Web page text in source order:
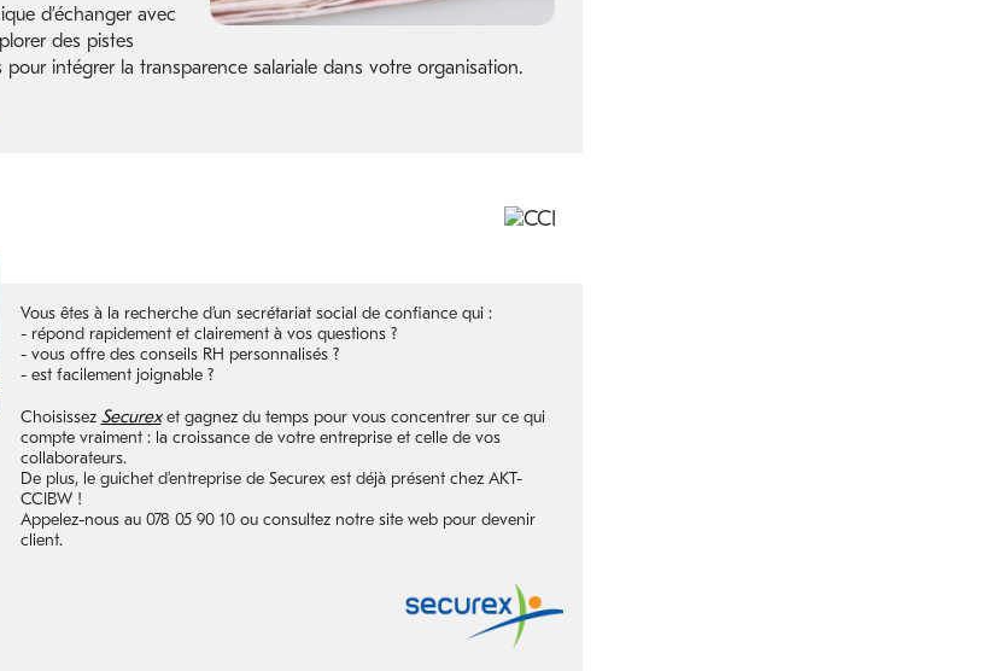
d’échanger avec
des pistes
pour intégrer la transparence salariale dans votre organisation.
Vous êtes à la recherche d’un secrétariat social de confiance qui :
- répond rapidement et clairement à vos questions ?
- vous offre des conseils RH personnalisés ?
- est facilement joignable ?
Choisissez Securexet gagnez du temps pour vous concentrer sur ce qui
compte vraiment : la croissance de votre entreprise et celle de vos
collaborateurs.
De plus, le guichet d’entreprise de Securex est déjà présent chez AKT-
CCIBW !
Appelez-nous au 078 05 90 10 ou consultez notre site web pour devenir
client.